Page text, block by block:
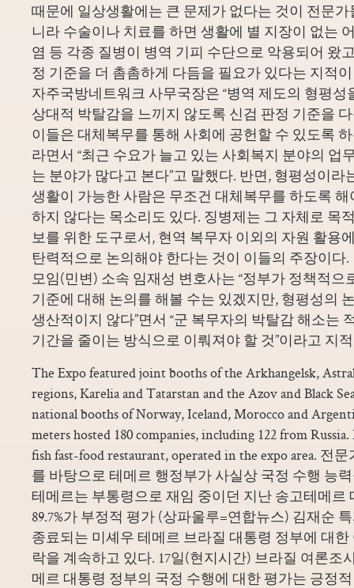
때문에 일상생활에는 큰 문제가 없다는 것이 전문
니라 수술이나 치료를 하면 생활에 별 지장이 없는
염 등 각종 질병이 병역 기피 수단으로 악용되어 왔
정 기준을 더 촘촘하게 다듬을 필요가 있다는 지적
자주국방네트워크 사무국장은 “병역 제도의 형평
상대적 박탈감을 느끼지 않도록 신검 판정 기준을
이들은 대체복무를 통해 사회에 공헌할 수 있도록
라면서 “최근 수요가 늘고 있는 사회복지 분야의 업
는 분야가 많다고 본다”고 말했다. 반면, 형평성이라
생활이 가능한 사람은 무조건 대체복무를 하도록
하지 않다는 목소리도 있다. 징병제는 그 자체로 목
보를 위한 도구로서, 현역 복무자 이외의 자원 활용
탄력적으로 논의해야 한다는 것이 이들의 주장이다
모임(민변) 소속 임재성 변호사는 “정부가 정책적으
기준에 대해 논의를 해볼 수는 있겠지만, 형평성의
생산적이지 않다”면서 “군 복무자의 박탈감 해소는
기간을 줄이는 방식으로 이뤄져야 할 것”이라고 지
The Expo featured joint booths of the Arkhangelsk,
regions, Karelia and Tatarstan and the Azov and Black
national booths of Norway, Iceland, Morocco and
meters hosted 180 companies, including 122 from Russia.
fish fast-food restaurant, operated in the expo area. 전
를 바탕으로 테메르 행정부가 사실상 국정 수행 능
테메르는 부통령으로 재임 중이던 지난 송고테메르
89.7%가 부정적 평가 (상파울루=연합뉴스) 김재순
종료되는 미셰우 테메르 브라질 대통령 정부에 대
락을 계속하고 있다. 17일(현지시간) 브라질 여론조
메르 대통령 정부의 국정 수행에 대한 평가는 긍정적